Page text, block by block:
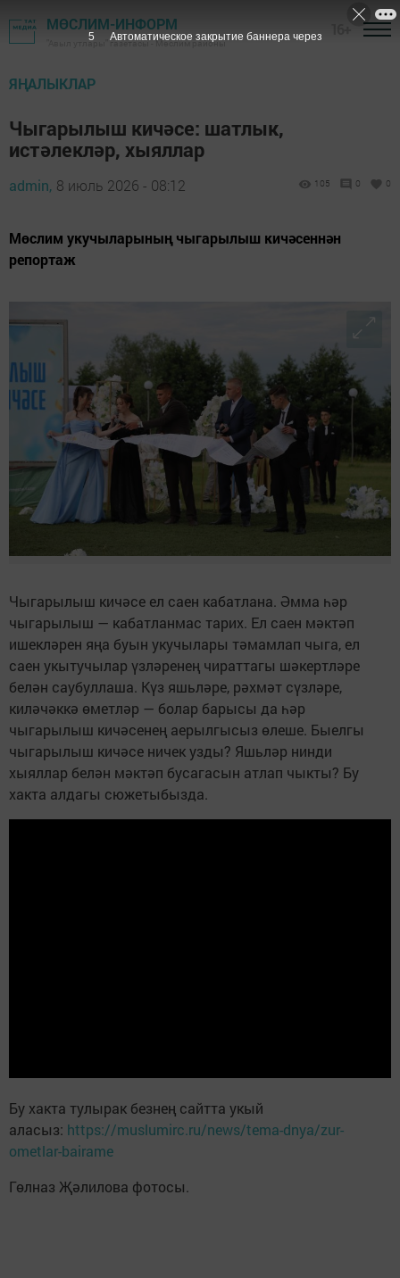
МӨСЛИМ-ИНФОРМ
"Авыл утлары" газетасы - Мөслим районы
ЯҢАЛЫКЛАР
Чыгарылыш кичәсе: шатлык,
истәлекләр, хыяллар
admin, 8 июль 2026 - 08:12 105 0 0
Мөслим укучыларының чыгарылыш кичәсеннән
репортаж
Чыгарылыш кичәсе ел саен кабатлана. Әмма һәр
чыгарылыш — кабатланмас тарих. Ел саен мәктәп
ишекләрен яңа буын укучылары тәмамлап чыга, ел
саен укытучылар үзләренең чираттагы шәкертләре
белән саубуллаша. Күз яшьләре, рәхмәт сүзләре,
киләчәккә өметләр — болар барысы да һәр
чыгарылыш кичәсенең аерылгысыз өлеше. Быелгы
чыгарылыш кичәсе ничек узды? Яшьләр нинди
хыяллар белән мәктәп бусагасын атлап чыкты? Бу
хакта алдагы сюжетыбызда.
Бу хакта тулырак безнең сайтта укый
аласыз: https://muslumirc.ru/news/tema-dnya/zur-
ometlar-bairame
Гөлназ Җәлилова фотосы.
3 Автоматическое закрытие баннера через